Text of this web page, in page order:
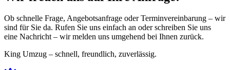
Ob schnelle Frage, Angebotsanfrage oder Terminvereinbarung – wir
sind für Sie da. Rufen Sie uns einfach an oder schreiben Sie uns
eine Nachricht – wir melden uns umgehend bei Ihnen zurück.
King Umzug – schnell, freundlich, zuverlässig.